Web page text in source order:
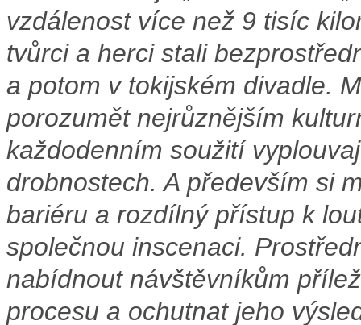
vzdálenost více než 9 tisíc
tvůrci a herci stali
a potom v tokijském divadle.
porozumět nejrůznějším
každodenním soužití
drobnostech. A především si
bariéru a rozdílný přístup k
společnou inscenaci.
nabídnout návštěvníkům
procesu a ochutnat jeho